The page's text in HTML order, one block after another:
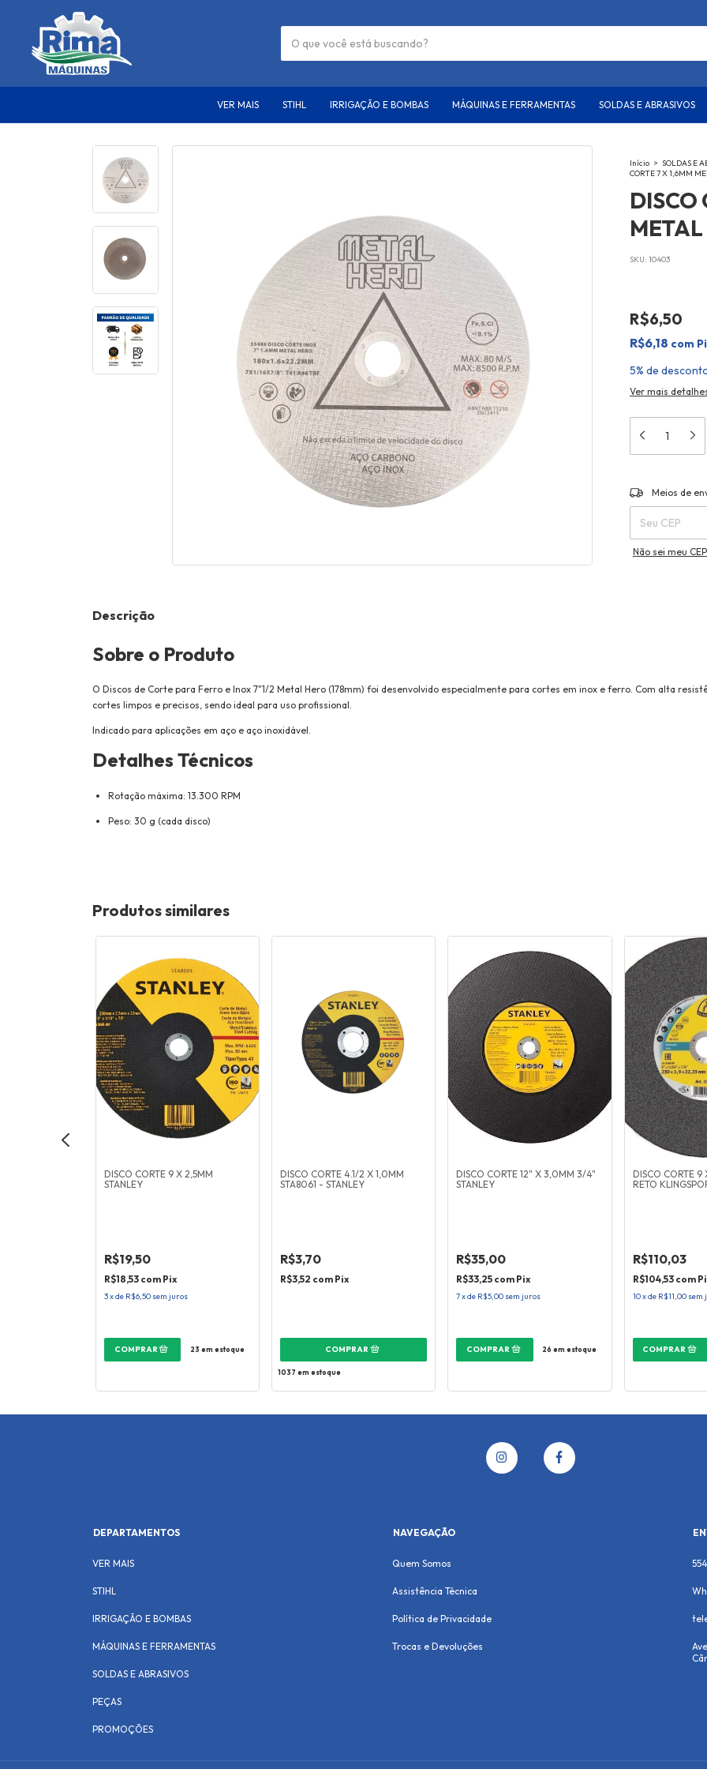
VER MAIS STIHL IRRIGAÇÃO E BOMBAS MÁQUINAS E FERRAMENTAS SOLDAS E ABRASIVOS
Início > SOLDAS E
CORTE 7 X 1,6MM
DISCO
SKU: 10403
R$6,50
R$6,18 com
5% de
Ver mais
Entregas para o
Meios de
Não sei meu CEP
Descrição
Sobre o Produto
O Discos de Corte para Ferro e Inox 7"1/2 Metal Hero (178mm) foi desenvolvido especialmente para cortes em inox e ferro. Com alta
cortes limpos e precisos, sendo ideal para uso profissional.
Indicado para aplicações em aço e aço inoxidável.
Detalhes Técnicos
Rotação máxima: 13.300 RPM
Peso: 30 g (cada disco)
Produtos similares
DISCO CORTE 9 X 2,5MM
STANLEY
R$19,50
R$18,53 com Pix
3xde R$6,50 sem juros
23 em estoque
DISCO CORTE 4.1/2 X 1,0MM
STA8061 - STANLEY
R$3,70
R$3,52 com Pix
1037 em estoque
DISCO CORTE 12" X 3,0MM 3/4"
STANLEY
R$35,00
R$33,25 com Pix
7xde R$5,00 sem juros
26 em estoque
DISCO CORTE 9
RETO
R$110,03
R$104,53 com
10xde R$11,00 sem
DEPARTAMENTOS
VER MAIS
STIHL
IRRIGAÇÃO E BOMBAS
MÁQUINAS E FERRAMENTAS
SOLDAS E ABRASIVOS
PEÇAS
PROMOÇÕES
NAVEGAÇÃO
Quem Somos
Assistência Técnica
Política de Privacidade
Trocas e Devoluções